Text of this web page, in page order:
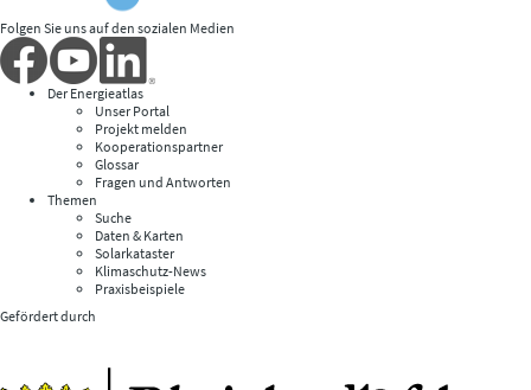
Folgen Sie uns auf den sozialen Medien
Der Energieatlas
Unser Portal
Projekt melden
Kooperationspartner
Glossar
Fragen und Antworten
Themen
Suche
Daten & Karten
Solarkataster
Klimaschutz-News
Praxisbeispiele
Gefördert durch